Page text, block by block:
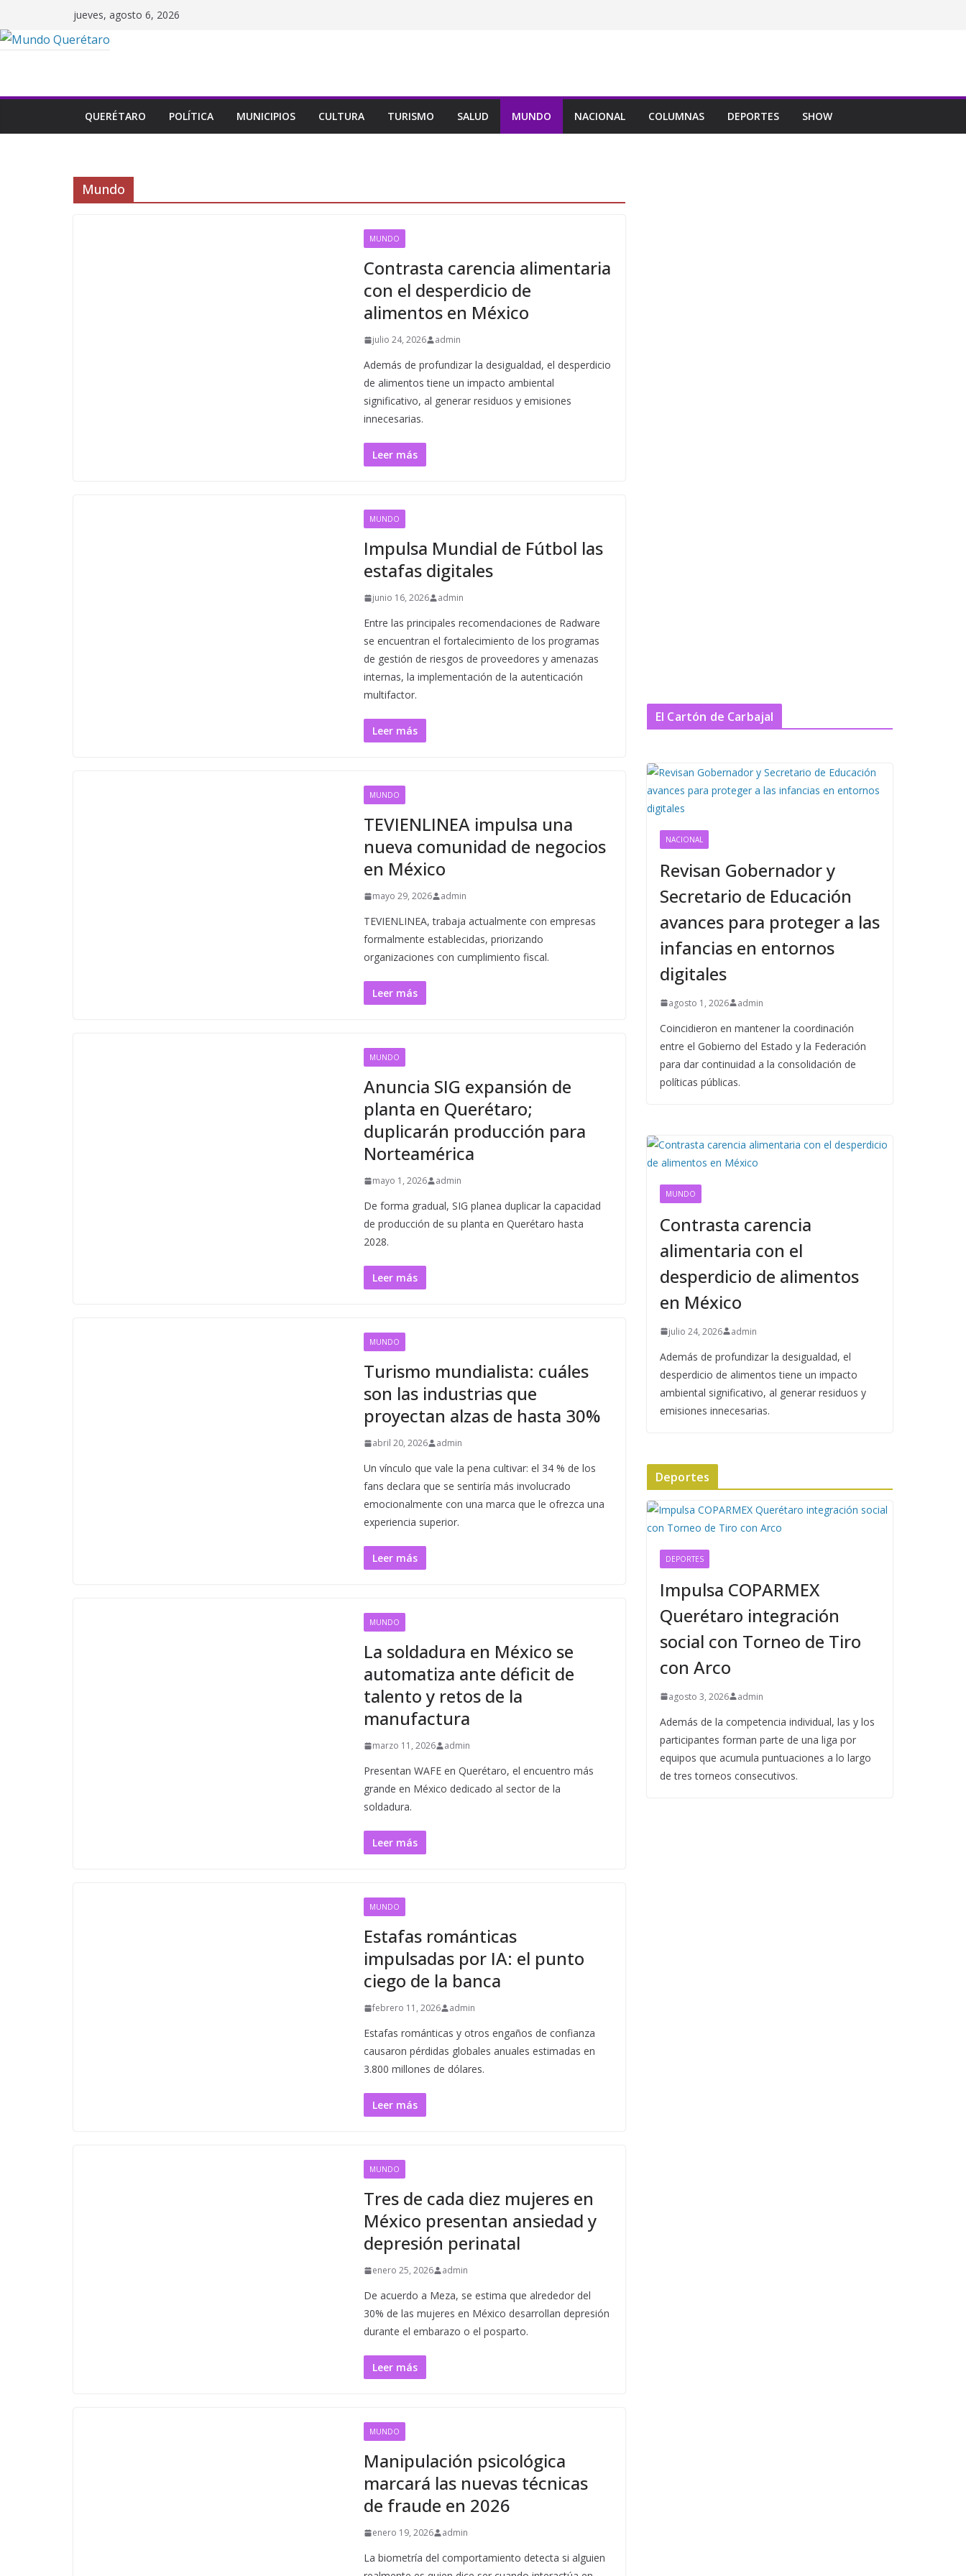
al
contenido
jueves, agosto 6, 2026
QUERÉTARO POLÍTICA MUNICIPIOS CULTURA TURISMO SALUD MUNDO NACIONAL COLUMNAS DEPORTES SHOW
Mundo
MUNDO
Contrasta carencia alimentaria
con el desperdicio de
alimentos en México
julio 24, 2026 admin
Además de profundizar la desigualdad, el desperdicio
de alimentos tiene un impacto ambiental
significativo, al generar residuos y emisiones
innecesarias.
Leer más
MUNDO
Impulsa Mundial de Fútbol las
estafas digitales
junio 16, 2026 admin
Entre las principales recomendaciones de Radware
se encuentran el fortalecimiento de los programas
de gestión de riesgos de proveedores y amenazas
internas, la implementación de la autenticación
multifactor.
Leer más
MUNDO
TEVIENLINEA impulsa una
nueva comunidad de negocios
en México
mayo 29, 2026 admin
TEVIENLINEA, trabaja actualmente con empresas
formalmente establecidas, priorizando
organizaciones con cumplimiento fiscal.
Leer más
MUNDO
Anuncia SIG expansión de
planta en Querétaro;
duplicarán producción para
Norteamérica
mayo 1, 2026 admin
De forma gradual, SIG planea duplicar la capacidad
de producción de su planta en Querétaro hasta
2028.
Leer más
MUNDO
Turismo mundialista: cuáles
son las industrias que
proyectan alzas de hasta 30%
abril 20, 2026 admin
Un vínculo que vale la pena cultivar: el 34 % de los
fans declara que se sentiría más involucrado
emocionalmente con una marca que le ofrezca una
experiencia superior.
Leer más
MUNDO
La soldadura en México se
automatiza ante déficit de
talento y retos de la
manufactura
marzo 11, 2026 admin
Presentan WAFE en Querétaro, el encuentro más
grande en México dedicado al sector de la
soldadura.
Leer más
MUNDO
Estafas románticas
impulsadas por IA: el punto
ciego de la banca
febrero 11, 2026 admin
Estafas románticas y otros engaños de confianza
causaron pérdidas globales anuales estimadas en
3.800 millones de dólares.
Leer más
MUNDO
Tres de cada diez mujeres en
México presentan ansiedad y
depresión perinatal
enero 25, 2026 admin
De acuerdo a Meza, se estima que alrededor del
30% de las mujeres en México desarrollan depresión
durante el embarazo o el posparto.
Leer más
MUNDO
Manipulación psicológica
marcará las nuevas técnicas
de fraude en 2026
enero 19, 2026 admin
La biometría del comportamiento detecta si alguien
El Cartón de Carbajal
NACIONAL
Revisan Gobernador y
Secretario de Educación
avances para proteger a las
infancias en entornos
digitales
agosto 1, 2026 admin
Coincidieron en mantener la coordinación
entre el Gobierno del Estado y la Federación
para dar continuidad a la consolidación de
políticas públicas.
MUNDO
Contrasta carencia
alimentaria con el
desperdicio de alimentos
en México
julio 24, 2026 admin
Además de profundizar la desigualdad, el
desperdicio de alimentos tiene un impacto
ambiental significativo, al generar residuos y
emisiones innecesarias.
Deportes
DEPORTES
Impulsa COPARMEX
Querétaro integración
social con Torneo de Tiro
con Arco
agosto 3, 2026 admin
Además de la competencia individual, las y los
participantes forman parte de una liga por
equipos que acumula puntuaciones a lo largo
de tres torneos consecutivos.